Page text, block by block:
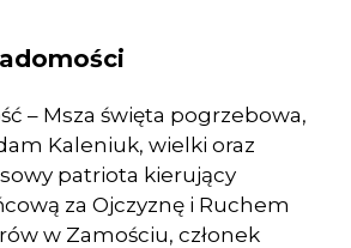
– Msza święta pogrzebowa,
Kaleniuk, wielki oraz
patriota kierujący
za Ojczyznę i Ruchem
w Zamościu, członek